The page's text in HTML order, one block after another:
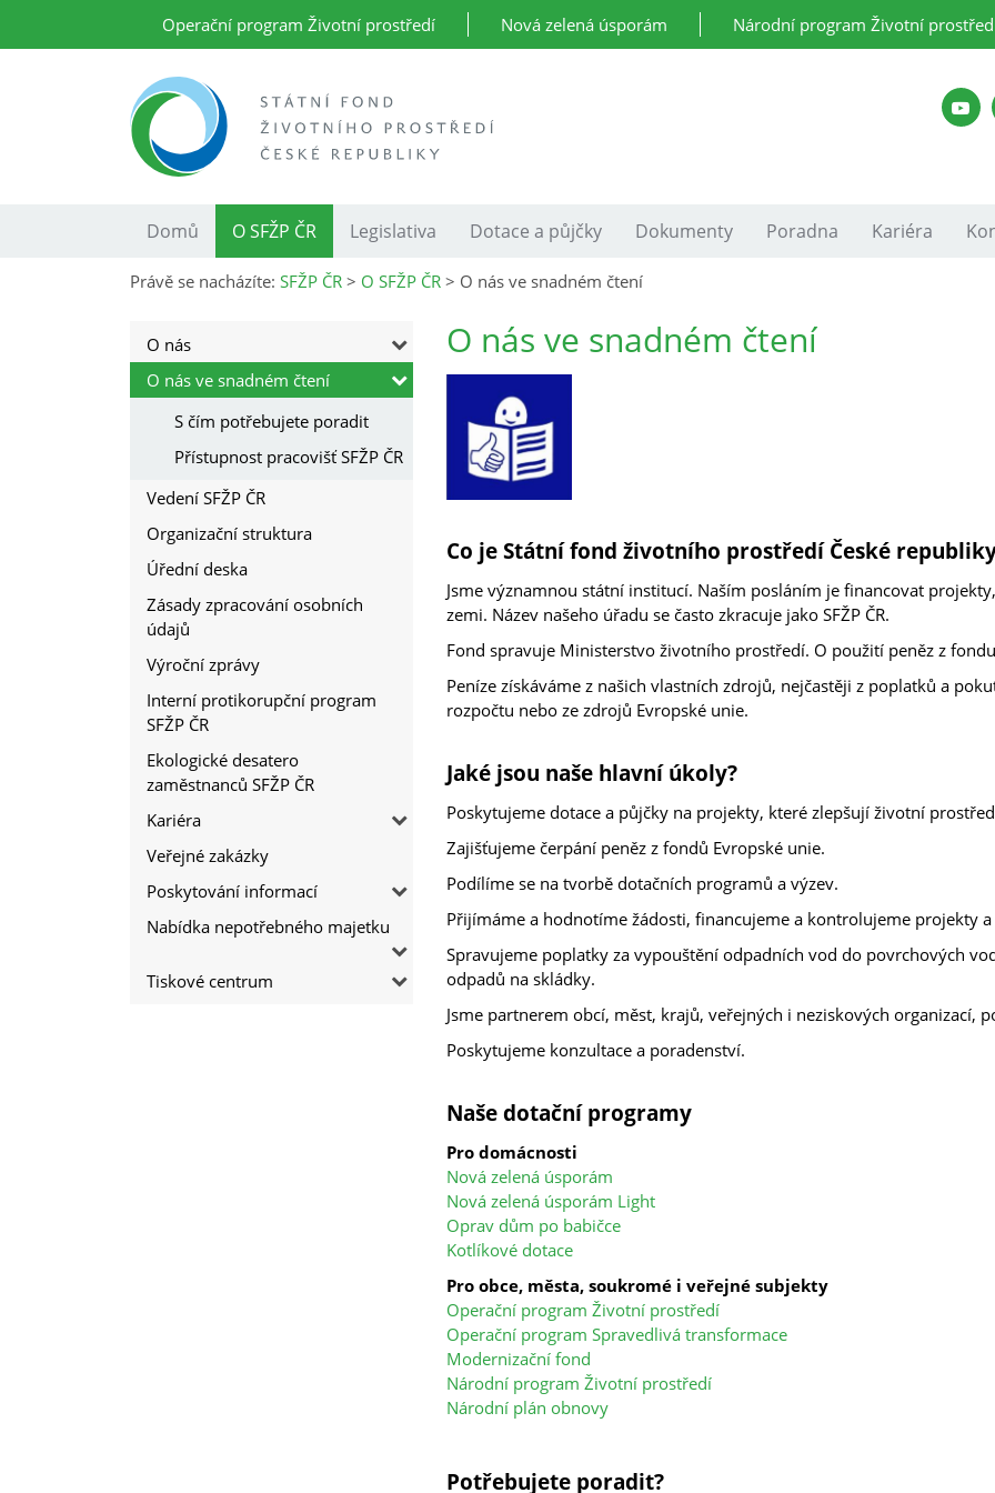
Operační program Životní prostředí Nová zelená úsporám Národní program Životní
Domů O SFŽP ČR Legislativa Dotace a půjčky Dokumenty Poradna Kariéra
Právě se nacházíte: SFŽP ČR > O SFŽP ČR > O nás ve snadném čtení
O nás
O nás ve snadném čtení
S čím potřebujete poradit
Přístupnost pracovišť SFŽP ČR
Vedení SFŽP ČR
Organizační struktura
Úřední deska
Zásady zpracování osobních
údajů
Výroční zprávy
Interní protikorupční program
SFŽP ČR
Ekologické desatero
zaměstnanců SFŽP ČR
Kariéra
Veřejné zakázky
Poskytování informací
Nabídka nepotřebného majetku
Tiskové centrum
O nás ve snadném čtení
Co je Státní fond životního prostředí České
Jsme významnou státní institucí. Naším posláním je financovat
zemi. Název našeho úřadu se často zkracuje jako SFŽP ČR.
Fond spravuje Ministerstvo životního prostředí. O použití peněz z
Peníze získáváme z našich vlastních zdrojů, nejčastěji z poplatků a
rozpočtu nebo ze zdrojů Evropské unie.
Jaké jsou naše hlavní úkoly?
Poskytujeme dotace a půjčky na projekty, které zlepšují životní
Zajišťujeme čerpání peněz z fondů Evropské unie.
Podílíme se na tvorbě dotačních programů a výzev.
Přijímáme a hodnotíme žádosti, financujeme a kontrolujeme projekty
Spravujeme poplatky za vypouštění odpadních vod do povrchových
odpadů na skládky.
Jsme partnerem obcí, měst, krajů, veřejných i neziskových organizací,
Poskytujeme konzultace a poradenství.
Naše dotační programy
Pro domácnosti
Nová zelená úsporám
Nová zelená úsporám Light
Oprav dům po babičce
Kotlíkové dotace
Pro obce, města, soukromé i veřejné subjekty
Operační program Životní prostředí
Operační program Spravedlivá transformace
Modernizační fond
Národní program Životní prostředí
Národní plán obnovy
Potřebujete poradit?